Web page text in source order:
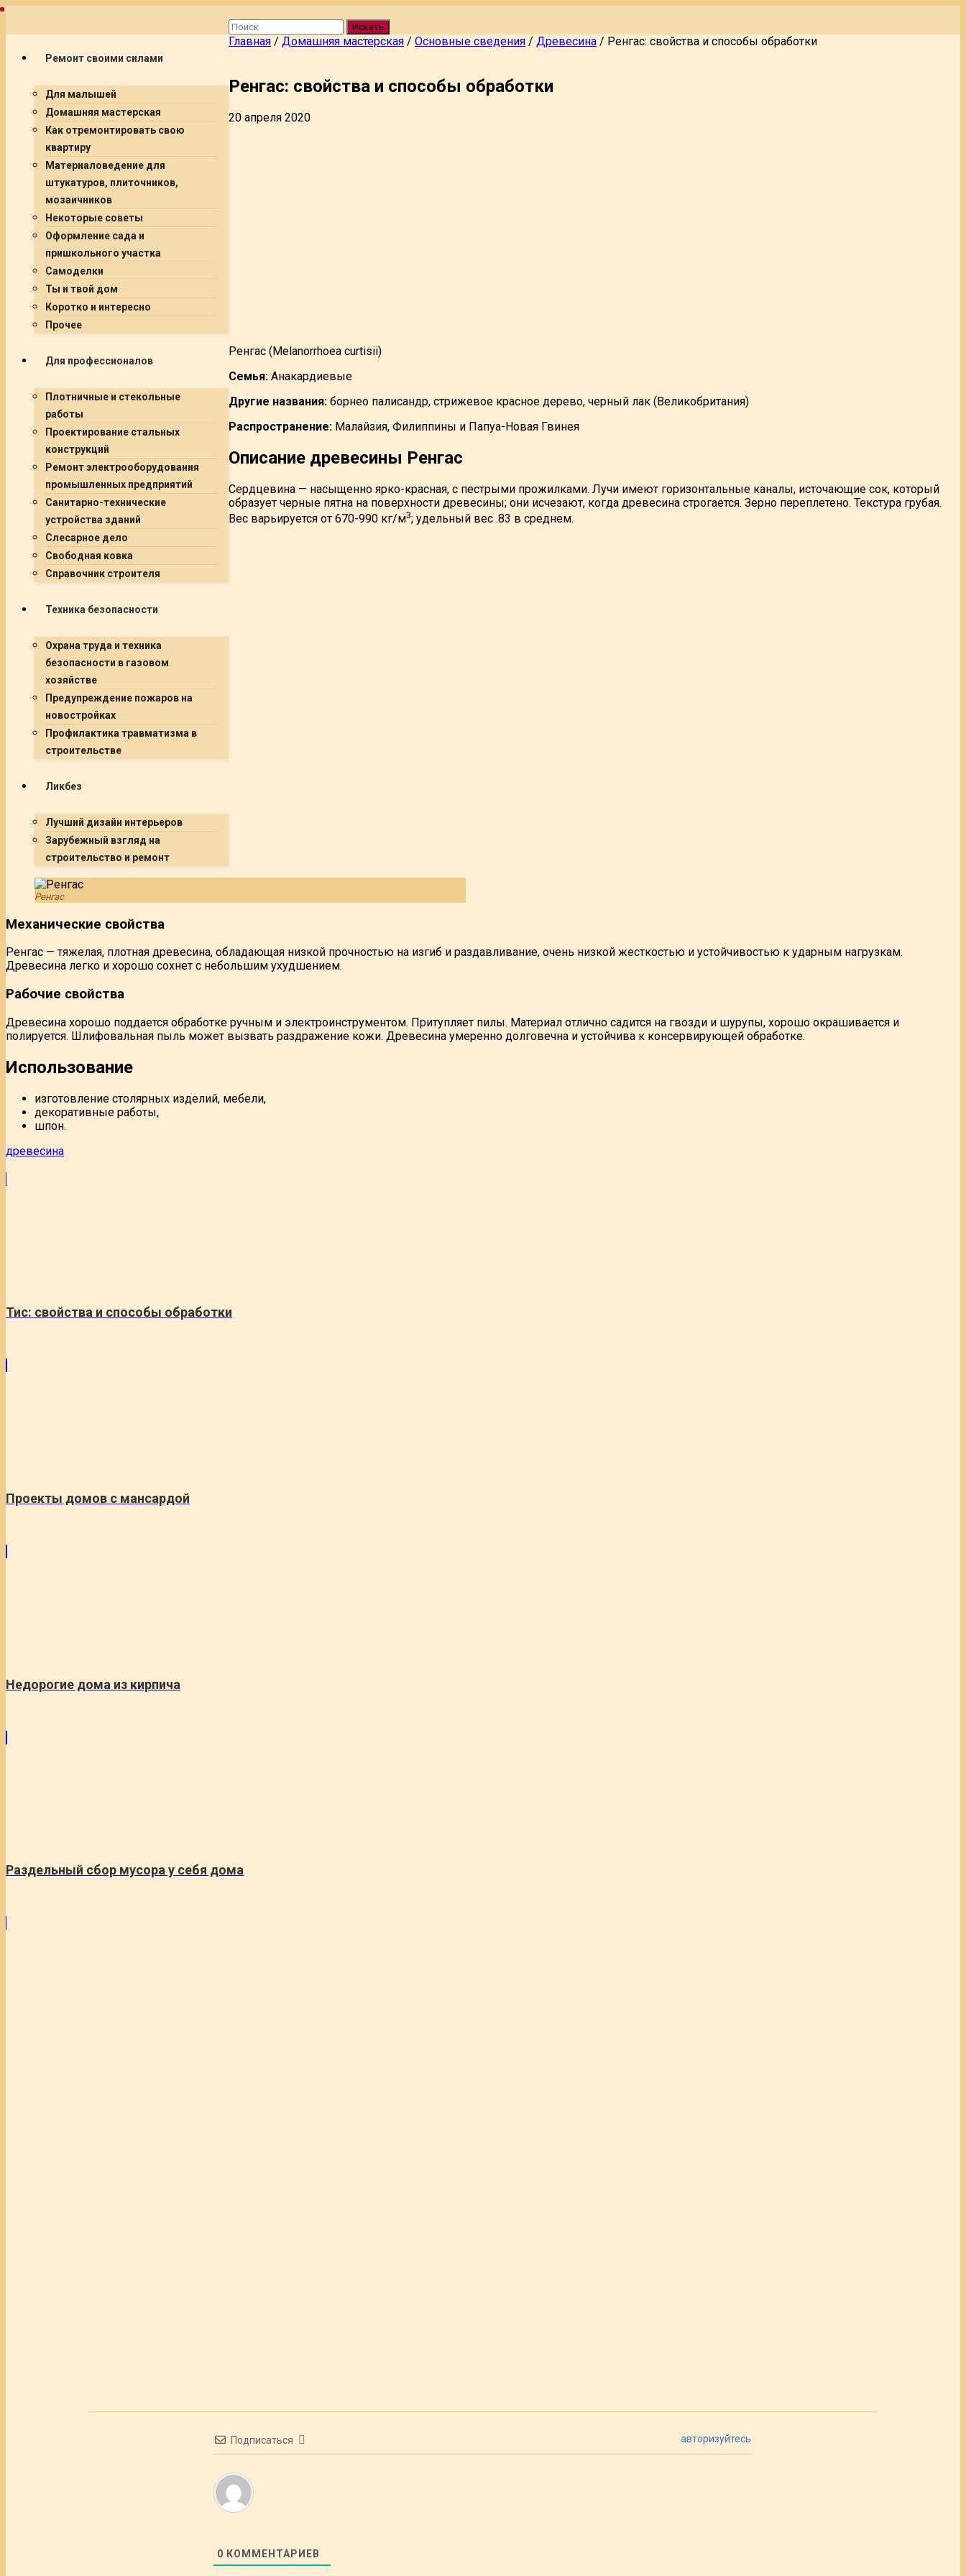
Ремонт своими силами
Для малышей
Домашняя мастерская
Как отремонтировать свою
квартиру
Материаловедение для
штукатуров, плиточников,
мозаичников
Некоторые советы
Оформление сада и
пришкольного участка
Самоделки
Ты и твой дом
Коротко и интересно
Прочее
Для профессионалов
Плотничные и стекольные
работы
Проектирование стальных
конструкций
Ремонт электрооборудования
промышленных предприятий
Санитарно-технические
устройства зданий
Слесарное дело
Свободная ковка
Справочник строителя
Техника безопасности
Охрана труда и техника
безопасности в газовом
хозяйстве
Предупреждение пожаров на
новостройках
Профилактика травматизма в
строительстве
Ликбез
Лучший дизайн интерьеров
Зарубежный взгляд на
строительство и ремонт
Искать
Главная / Домашняя мастерская / Основные сведения / Древесина / Ренгас: свойства и способы обработки
Ренгас: свойства и способы обработки
20 апреля 2020
Ренгас (Melanorrhoea curtisii)
Семья: Анакардиевые
Другие названия: борнео палисандр, стрижевое красное дерево, черный лак (Великобритания)
Распространение: Малайзия, Филиппины и Папуа-Новая Гвинея
Описание древесины Ренгас
Сердцевина — насыщенно ярко-красная, с пестрыми прожилками. Лучи имеют горизонтальные каналы, источающие сок, который
образует черные пятна на поверхности древесины; они исчезают, когда древесина строгается. Зерно переплетено. Текстура грубая.
Вес варьируется от 670-990 кг/м3; удельный вес .83 в среднем.
Ренгас
Механические свойства
Ренгас — тяжелая, плотная древесина, обладающая низкой прочностью на изгиб и раздавливание, очень низкой жесткостью и устойчивостью к ударным нагрузкам.
Древесина легко и хорошо сохнет с небольшим ухудшением.
Рабочие свойства
Древесина хорошо поддается обработке ручным и электроинструментом. Притупляет пилы. Материал отлично садится на гвозди и шурупы, хорошо окрашивается и
полируется. Шлифовальная пыль может вызвать раздражение кожи. Древесина умеренно долговечна и устойчива к консервирующей обработке.
Использование
изготовление столярных изделий, мебели,
декоративные работы,
шпон.
древесина
Тис: свойства и способы обработки
Проекты домов с мансардой
Недорогие дома из кирпича
Раздельный сбор мусора у себя дома
Подписаться авторизуйтесь
0 КОММЕНТАРИЕВ